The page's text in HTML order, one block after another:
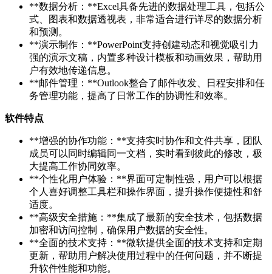
**数据分析：**Excel具备先进的数据处理工具，包括公
式、图表和数据透视表，非常适合进行详尽的数据分析
和预测。
**演示制作：**PowerPoint支持创建动态和视觉吸引力
强的演示文稿，内置多种设计模板和动画效果，帮助用
户有效地传递信息。
**邮件管理：**Outlook整合了邮件收发、日程安排和任
务管理功能，提高了日常工作的协调性和效率。
软件特点
**增强的协作功能：**支持实时协作和文件共享，团队
成员可以同时编辑同一文档，实时看到彼此的修改，极
大提高工作协同效率。
**个性化用户体验：**界面可定制性强，用户可以根据
个人喜好调整工具栏和操作界面，提升操作便捷性和舒
适度。
**高级安全措施：**集成了最新的安全技术，包括数据
加密和访问控制，确保用户数据的安全性。
**全面的技术支持：**微软提供全面的技术支持和定期
更新，帮助用户解决使用过程中的任何问题，并不断提
升软件性能和功能。